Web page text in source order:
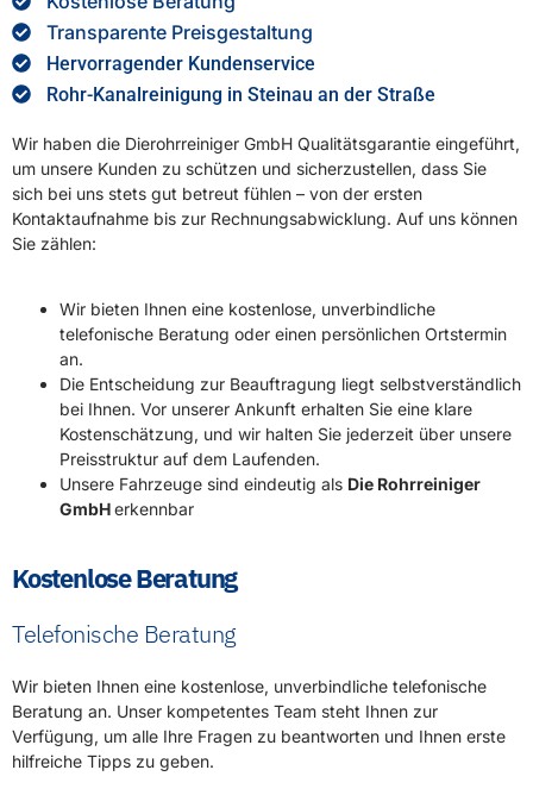
Transparente Preisgestaltung
Hervorragender Kundenservice
Rohr-Kanalreinigung in Steinau an der Straße
Wir haben die Dierohrreiniger GmbH Qualitätsgarantie eingeführt,
um unsere Kunden zu schützen und sicherzustellen, dass Sie
sich bei uns stets gut betreut fühlen – von der ersten
Kontaktaufnahme bis zur Rechnungsabwicklung. Auf uns können
Sie zählen:
Wir bieten Ihnen eine kostenlose, unverbindliche
telefonische Beratung oder einen persönlichen Ortstermin
an.
Die Entscheidung zur Beauftragung liegt selbstverständlich
bei Ihnen. Vor unserer Ankunft erhalten Sie eine klare
Kostenschätzung, und wir halten Sie jederzeit über unsere
Preisstruktur auf dem Laufenden.
Unsere Fahrzeuge sind eindeutig als Die Rohrreiniger
GmbHerkennbar
Kostenlose Beratung
Telefonische Beratung
Wir bieten Ihnen eine kostenlose, unverbindliche telefonische
Beratung an. Unser kompetentes Team steht Ihnen zur
Verfügung, um alle Ihre Fragen zu beantworten und Ihnen erste
hilfreiche Tipps zu geben.